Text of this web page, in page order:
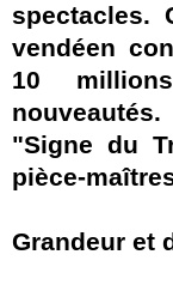
spectacles.
vendéen
10
"Signe du
pièce-
Grandeur et